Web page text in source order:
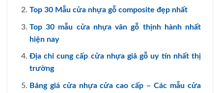
Top 30 Mẫu cửa nhựa gỗ composite đẹp nhất
Top 30 mẫu cửa nhựa vân gỗ thịnh hành nhất
hiện nay
Địa chỉ cung cấp cửa nhựa giả gỗ uy tín nhất thị
trường
Bảng giá cửa nhựa cửa cao cấp – Các mẫu cửa